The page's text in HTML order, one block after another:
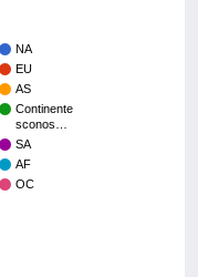
NA
EU
AS
Continente
sconos…
SA
AF
OC